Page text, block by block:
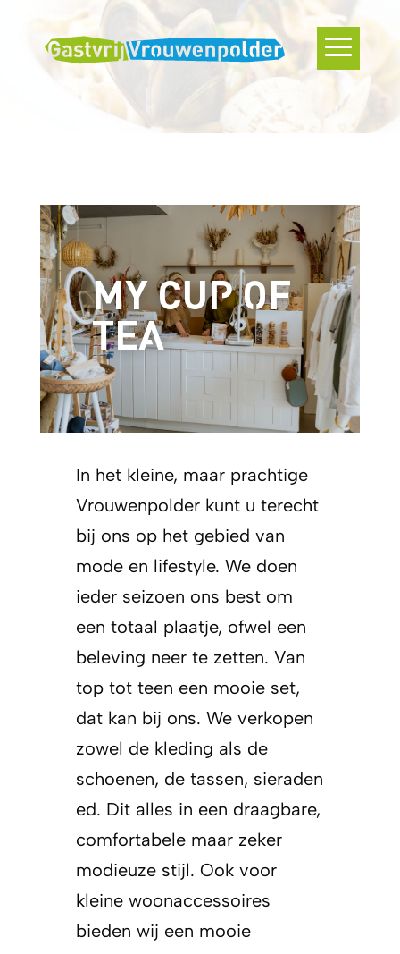
MY CUP OF
TEA
In het kleine, maar prachtige
Vrouwenpolder kunt u terecht
bij ons op het gebied van
mode en lifestyle. We doen
ieder seizoen ons best om
een totaal plaatje, ofwel een
beleving neer te zetten. Van
top tot teen een mooie set,
dat kan bij ons. We verkopen
zowel de kleding als de
schoenen, de tassen, sieraden
ed. Dit alles in een draagbare,
comfortabele maar zeker
modieuze stijl. Ook voor
kleine woonaccessoires
bieden wij een mooie